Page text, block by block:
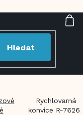
Hledat
Rychlovarná
konvice R-7626